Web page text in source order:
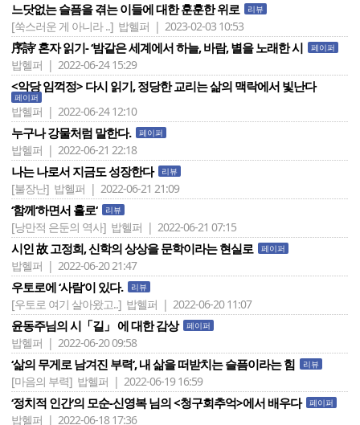
느닷없는 슬픔을 겪는 이들에 대한 훈훈한 위로 리뷰
[쑥스러운 게 아니라 ..] 밥헬퍼 | 2023-02-03 10:53
序詩’ 혼자 읽기- ‘밤같은 세계에서 하늘, 바람, 별을 노래한 시 페이퍼
밥헬퍼 | 2022-06-24 15:29
<악당 임꺽정> 다시 읽기, 정당한 교리는 삶의 맥락에서 빛난다
페이퍼
밥헬퍼 | 2022-06-24 12:10
누구나 강물처럼 말한다. 페이퍼
밥헬퍼 | 2022-06-21 22:18
나는 나로서 지금도 성장한다 리뷰
[불장난] 밥헬퍼 | 2022-06-21 21:09
‘함께‘하면서 홀로‘ 리뷰
[낭만적 은둔의 역사] 밥헬퍼 | 2022-06-21 07:15
시인 故 고정희, 신학의 상상을 문학이라는 현실로 페이퍼
밥헬퍼 | 2022-06-20 21:47
우토로에 ‘사람‘이 있다. 리뷰
[우토로 여기 살아왔고..] 밥헬퍼 | 2022-06-20 11:07
윤동주님의 시「길」 에 대한 감상 페이퍼
밥헬퍼 | 2022-06-20 09:58
‘삶의 무게로 남겨진 부력’, 내 삶을 떠받치는 슬픔이라는 힘 리뷰
[마음의 부력] 밥헬퍼 | 2022-06-19 16:59
‘정치적 인간‘의 모순-신영복 님의 <청구회추억>에서 배우다 페이퍼
밥헬퍼 | 2022-06-18 17:36